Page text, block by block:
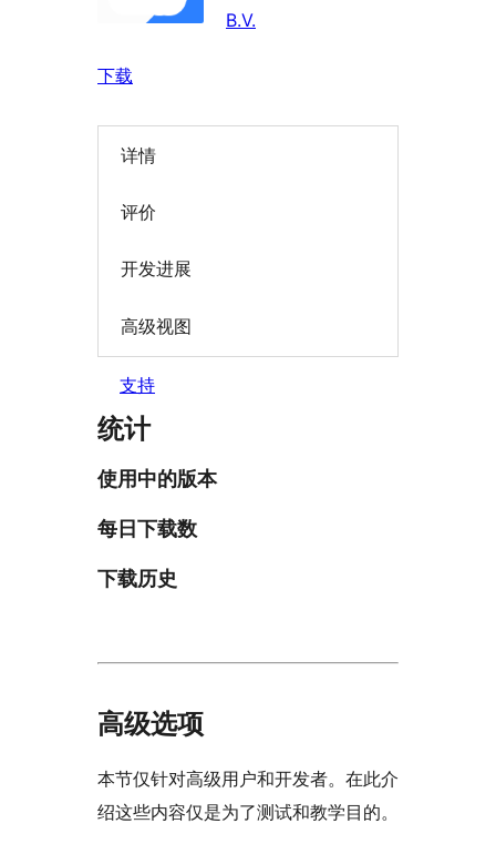
B.V.
下载
详情
评价
开发进展
高级视图
支持
统计
使用中的版本
每日下载数
下载历史
高级选项
本节仅针对高级用户和开发者。在此介
绍这些内容仅是为了测试和教学目的。